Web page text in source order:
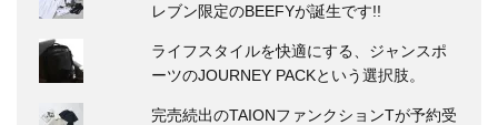
レブン限定のBEEFYが誕生です!!
ライフスタイルを快適にする、ジャンスポ
ーツのJOURNEY PACKという選択肢。
完売続出のTAIONファンクションTが予約受